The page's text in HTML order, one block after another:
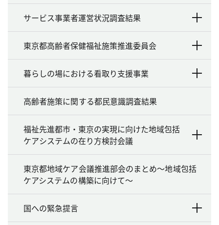
サービス事業者運営状況調査結果
東京都高齢者保健福祉施策推進委員会
暮らしの場における看取り支援事業
高齢者施策に関する都民意識調査結果
福祉先進都市・東京の実現に向けた地域包括
ケアシステムの在り方検討会議
東京都地域ケア会議推進部会のまとめ～地域包括
ケアシステムの構築に向けて～
国への緊急提言